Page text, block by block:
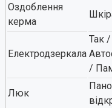
Оздоблення
керма
Електродзеркала
Так /
/
Люк